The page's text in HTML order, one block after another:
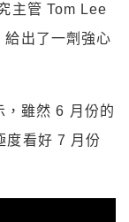
主管 Tom Lee
出了一劑強心
，雖然 6 月份的
度看好 7 月份